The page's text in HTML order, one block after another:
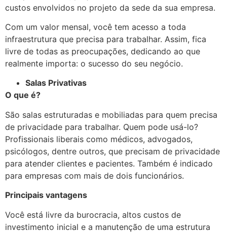
custos envolvidos no projeto da sede da sua empresa.
Com um valor mensal, você tem acesso a toda
infraestrutura que precisa para trabalhar. Assim, fica
livre de todas as preocupações, dedicando ao que
realmente importa: o sucesso do seu negócio.
Salas Privativas
O que é?
São salas estruturadas e mobiliadas para quem precisa
de privacidade para trabalhar. Quem pode usá-lo?
Profissionais liberais como médicos, advogados,
psicólogos, dentre outros, que precisam de privacidade
para atender clientes e pacientes. Também é indicado
para empresas com mais de dois funcionários.
Principais vantagens
Você está livre da burocracia, altos custos de
investimento inicial e a manutenção de uma estrutura